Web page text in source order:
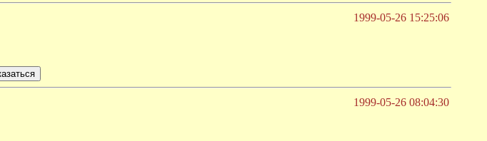
1999-05-26 15:25:06
1999-05-26 08:04:30